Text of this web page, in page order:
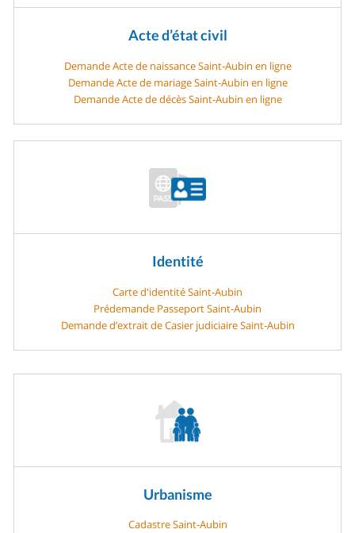
Acte d’état civil
Demande Acte de naissance Saint-Aubin en ligne
Demande Acte de mariage Saint-Aubin en ligne
Demande Acte de décès Saint-Aubin en ligne
Identité
Carte d'identité Saint-Aubin
Prédemande Passeport Saint-Aubin
Demande d’extrait de Casier judiciaire Saint-Aubin
Urbanisme
Cadastre Saint-Aubin